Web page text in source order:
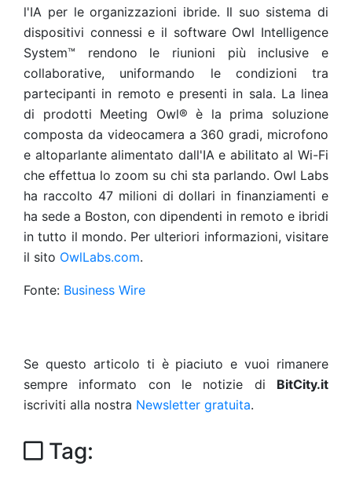
l'IA per le organizzazioni ibride. Il suo sistema di
dispositivi connessi e il software Owl Intelligence
System™ rendono le riunioni più inclusive e
collaborative, uniformando le condizioni tra
partecipanti in remoto e presenti in sala. La linea
di prodotti Meeting Owl® è la prima soluzione
composta da videocamera a 360 gradi, microfono
e altoparlante alimentato dall'IA e abilitato al Wi-Fi
che effettua lo zoom su chi sta parlando. Owl Labs
ha raccolto 47 milioni di dollari in finanziamenti e
ha sede a Boston, con dipendenti in remoto e ibridi
in tutto il mondo. Per ulteriori informazioni, visitare
il sito OwlLabs.com.
Fonte: Business Wire
Se questo articolo ti è piaciuto e vuoi rimanere
sempre informato con le notizie di BitCity.it
iscriviti alla nostra Newsletter gratuita.
Tag: